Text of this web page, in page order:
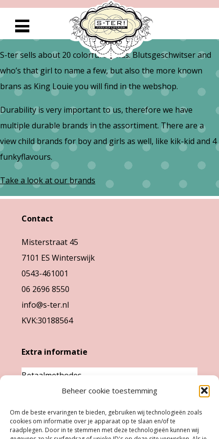
Beheer cookie toestemming
Om de beste ervaringen te bieden, gebruiken wij technologieën zoals
cookies om informatie over je apparaat op te slaan en/of te
raadplegen. Door in te stemmen met deze technologieën kunnen wij
S-ter sells about 20 colorful brands. Blutsgeschwitser and
who’s that girl to name a few, but also the more known
brans as King Louie you will find in the webshop.
Durability is very important to us, therefore we have
multiple durable brands in the assortiment. There are a
view child brands for boy and girls as well, like kik-kid and 4
funkyflavours.
Take a look at our brands
Contact
Misterstraat 45
7101 ES Winterswijk
0543-461001
06 2696 8550
info@s-ter.nl
KVK:30188564
Extra informatie
Betaalmethodes
Garantie & klachten
verzendkosten